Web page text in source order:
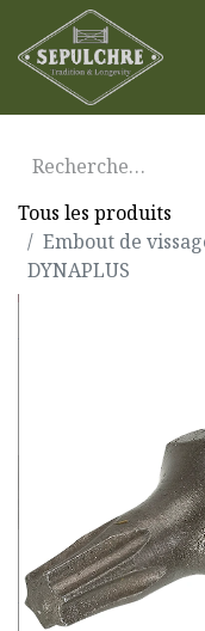
Tous les produits
Embout de
DYNAPLUS